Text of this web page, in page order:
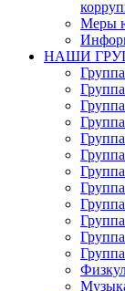
Меры
НАШИ